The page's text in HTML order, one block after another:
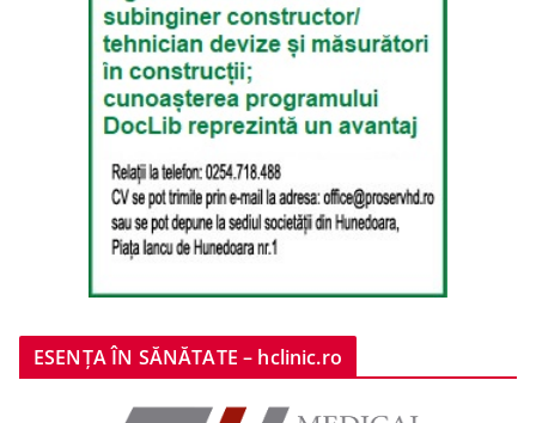
ESENȚA ÎN SĂNĂTATE – hclinic.ro